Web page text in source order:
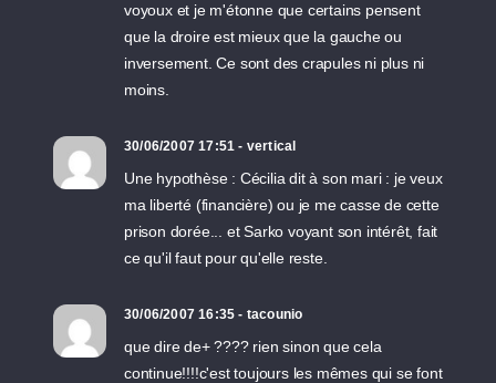
voyoux et je m'étonne que certains pensent
que la droire est mieux que la gauche ou
inversement. Ce sont des crapules ni plus ni
moins.
30/06/2007 17:51 - vertical
Une hypothèse : Cécilia dit à son mari : je veux
ma liberté (financière) ou je me casse de cette
prison dorée... et Sarko voyant son intérêt, fait
ce qu'il faut pour qu'elle reste.
30/06/2007 16:35 - tacounio
que dire de+ ???? rien sinon que cela
continue!!!!c'est toujours les mêmes qui se font